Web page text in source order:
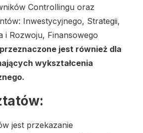
Controllingu oraz
Inwestycyjnego, Strategii,
i Rozwoju, Finansowego
jest również dla
wykształcenia
jest przekazanie